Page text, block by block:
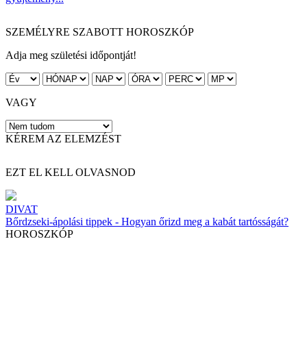
SZEMÉLYRE SZABOTT HOROSZKÓP
Adja meg születési időpontját!
VAGY
KÉREM AZ ELEMZÉST
EZT EL KELL OLVASNOD
DIVAT
Bőrdzseki-ápolási tippek - Hogyan őrizd meg a kabát tartósságát?
HOROSZKÓP